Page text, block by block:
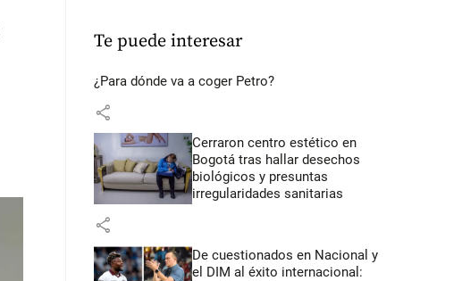
Te puede interesar
¿Para dónde va a coger Petro?
share
Cerraron centro estético en
Bogotá tras hallar desechos
biológicos y presuntas
irregularidades sanitarias
share
De cuestionados en Nacional y
el DIM al éxito internacional: